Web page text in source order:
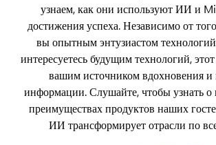
узнаем, как они используют ИИ и
достижения успеха. Независимо от
вы опытным энтузиастом
интересуетесь будущим технологий,
вашим источником вдохновения и
информации. Слушайте, чтобы узнать
преимуществах продуктов наших
ИИ трансформирует отрасли по